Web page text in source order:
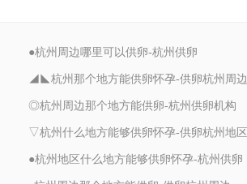
●杭州周边哪里可以供卵-杭州供卵
◢◣杭州那个地方能供卵怀孕-供卵杭州周边
◎杭州周边那个地方能供卵-杭州供卵机构
▽杭州什么地方能够供卵怀孕-供卵杭州地区
●杭州地区什么地方能够供卵怀孕-杭州供卵